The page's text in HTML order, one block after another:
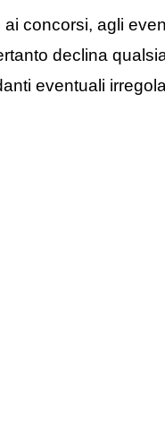
concorsi, agli
declina
eventuali